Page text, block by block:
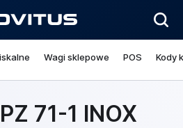
Wagi sklepowe POS Kody
71-1 INOX